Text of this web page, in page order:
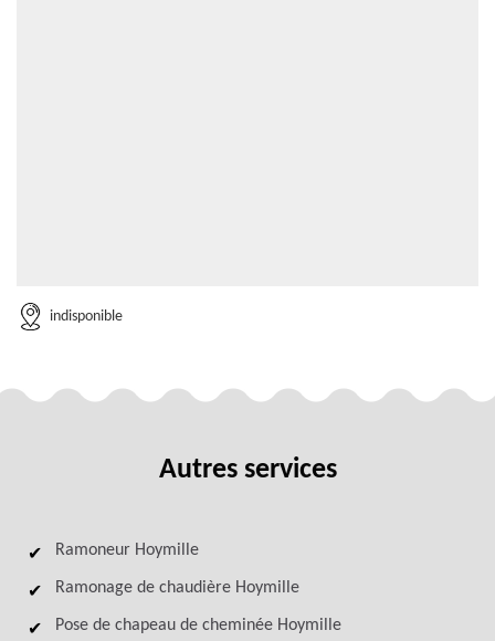
indisponible
Autres services
Ramoneur Hoymille
Ramonage de chaudière Hoymille
Pose de chapeau de cheminée Hoymille